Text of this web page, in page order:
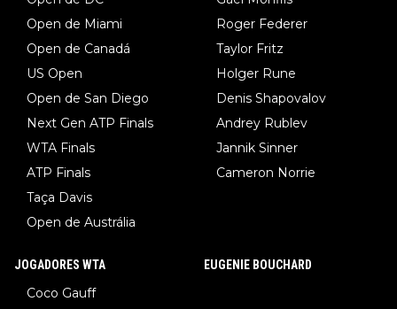
Open de Miami
Open de Canadá
US Open
Open de San Diego
Next Gen ATP Finals
WTA Finals
ATP Finals
Taça Davis
Open de Austrália
Roger Federer
Taylor Fritz
Holger Rune
Denis Shapovalov
Andrey Rublev
Jannik Sinner
Cameron Norrie
JOGADORES WTA
Coco Gauff
EUGENIE BOUCHARD